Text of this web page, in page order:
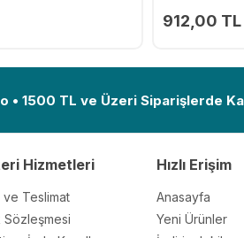
912,00 TL
• 1500 TL ve Üzeri Siparişlerde
Hizmetleri
ve Teslimat
Sözleşmesi
Hızlı Erişim
Anasayfa
Yeni Ürünler